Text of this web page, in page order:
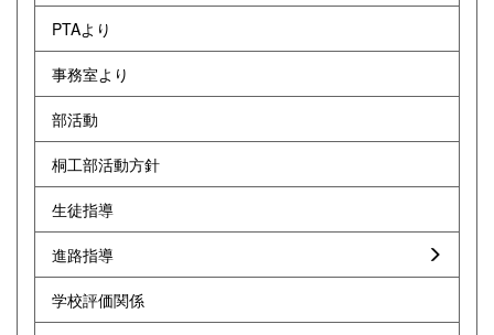
PTAより
事務室より
部活動
桐工部活動方針
生徒指導
進路指導
学校評価関係